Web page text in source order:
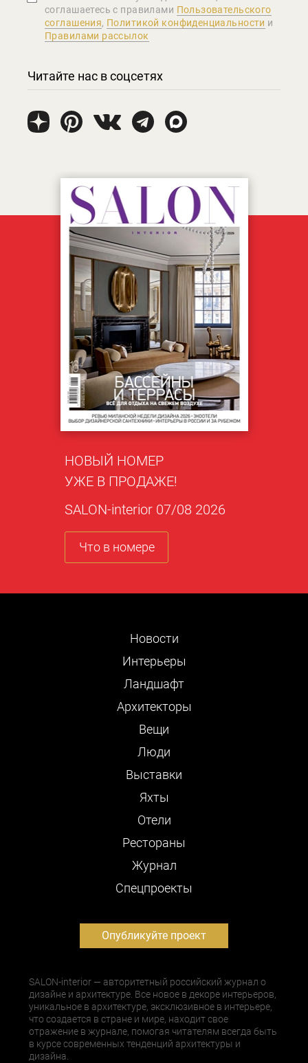
соглашаетеcь с правилами Пользовательского
соглашения, Политикой конфиденциальности и
Правилами рассылок
Читайте нас в соцсетях
НОВЫЙ НОМЕР
УЖЕ В ПРОДАЖЕ!
SALON-interior 07/08 2026
Что в номере
Новости
Интерьеры
Ландшафт
Архитекторы
Вещи
Люди
Выставки
Яхты
Отели
Рестораны
Журнал
Cпецпроекты
Опубликуйте проект
SALON-interior — авторитетный российский журнал о
дизайне и архитектуре. Все новое в декоре интерьеров,
уникальное в архитектуре, эксклюзивное в интерьере,
что создается в стране и мире, находит свое
отражение в журнале, помогая читателям всегда быть
в курсе современных тенденций архитектуры и
дизайна.